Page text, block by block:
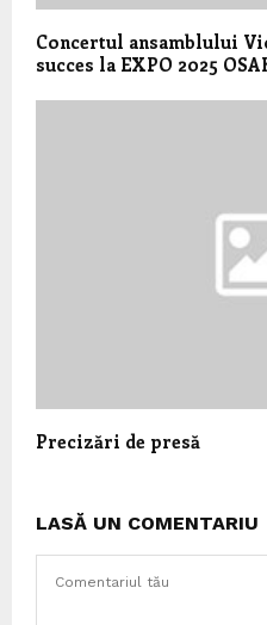
Concertul ansamblului
succes la EXPO 2025
Precizări de presă
LASĂ UN COMENTARIU